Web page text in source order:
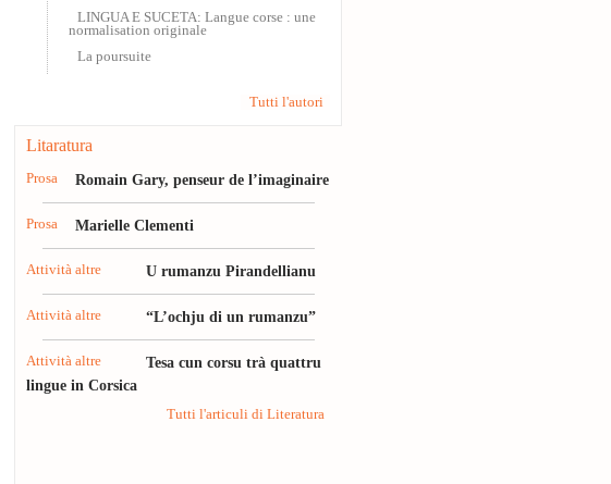
LINGUA E SUCETA: Langue corse : une
normalisation originale
La poursuite
Tutti l'autori
Litaratura
Prosa Romain Gary, penseur de l’imaginaire
Prosa Marielle Clementi
Attività altre U rumanzu Pirandellianu
Attività altre “L’ochju di un rumanzu”
Attività altre
Tesa cun corsu trà quattru
lingue in Corsica
Tutti l'articuli di Literatura